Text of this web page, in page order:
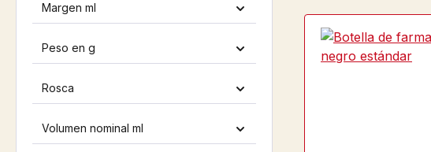
Margen ml
Peso en g
Rosca
Volumen nominal ml